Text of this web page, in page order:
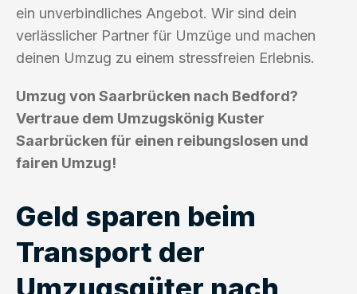
ein unverbindliches Angebot. Wir sind dein
verlässlicher Partner für Umzüge und machen
deinen Umzug zu einem stressfreien Erlebnis.
Umzug von Saarbrücken nach Bedford?
Vertraue dem Umzugskönig Kuster
Saarbrücken für einen reibungslosen und
fairen Umzug!
Geld sparen beim
Transport der